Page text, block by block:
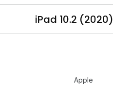
iPad 10.2 (2020)
Apple